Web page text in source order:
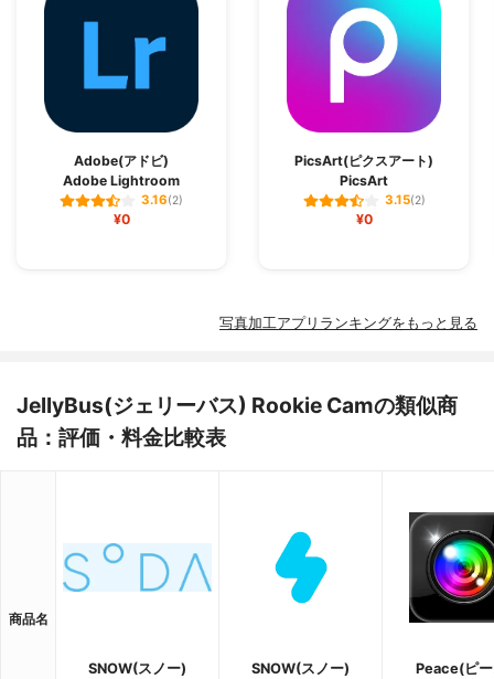
Adobe(アドビ)
Adobe Lightroom
3.16(2)
¥0
PicsArt(ピクスアート)
PicsArt
3.15(2)
¥0
写真加工アプリランキングをもっと見る
JellyBus(ジェリーバス) Rookie Camの類似商
品：評価・料金比較表
商品名
SNOW(スノー) SNOW(スノー) Peace(ピ